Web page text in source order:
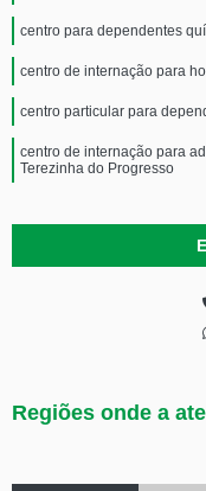
centro para dependentes
centro de internação para
centro particular para
centro de internação para
Terezinha do Progresso
Regiões onde a